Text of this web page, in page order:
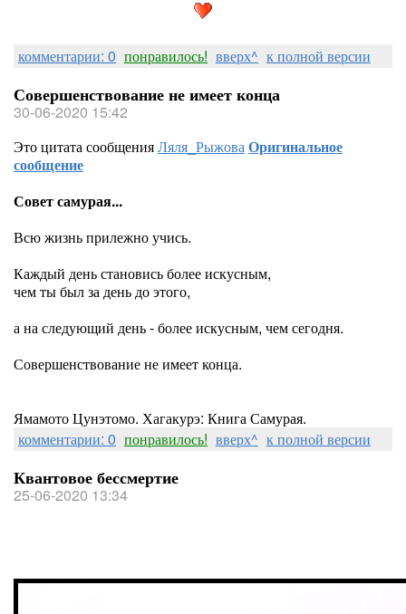
комментарии: 0 понравилось! вверх^ к полной версии
Совершенствование не имеет конца
30-06-2020 15:42
Это цитата сообщенияЛяля_РыжоваОригинальное
сообщение
Совет самурая...
Всю жизнь прилежно учись.
Каждый день становись более искусным,
чем ты был за день до этого,
а на следующий день - более искусным, чем сегодня.
Совершенствование не имеет конца.
Ямамото Цунэтомо. Хагакурэ: Книга Самурая.
комментарии: 0 понравилось! вверх^ к полной версии
Квантовое бессмертие
25-06-2020 13:34